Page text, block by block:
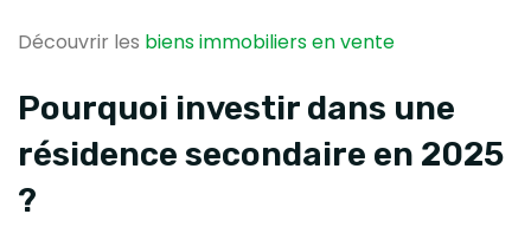
Découvrir les biens immobiliers en vente
Pourquoi investir dans une
résidence secondaire en 2025
?